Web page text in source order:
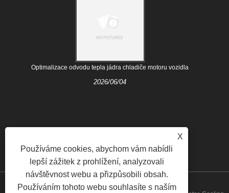
Optimalizace odvodu tepla jádra chladiče motoru vozidla
2026/06/04
X
Používáme cookies, abychom vám nabídli
lepší zážitek z prohlížení, analyzovali
návštěvnost webu a přizpůsobili obsah.
Používáním tohoto webu souhlasíte s naším